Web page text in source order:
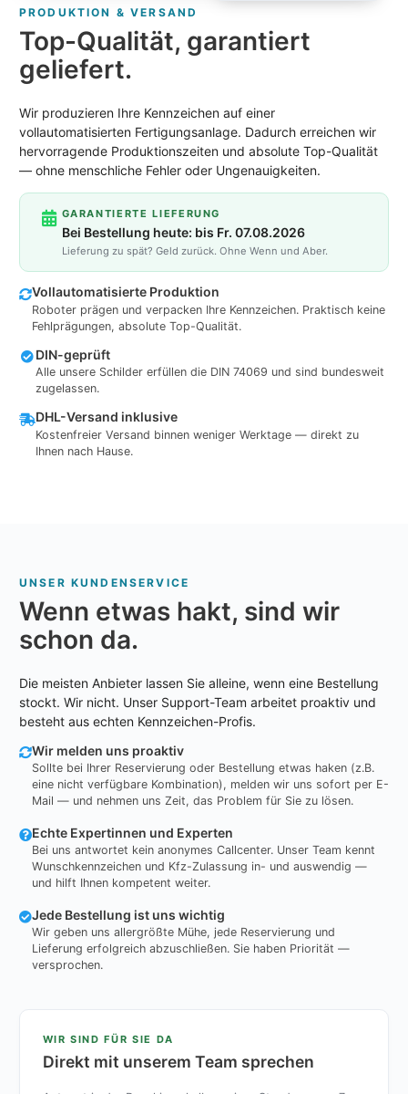
PRODUKTION & VERSAND
Top-Qualität, garantiert
geliefert.
Wir produzieren Ihre Kennzeichen auf einer
vollautomatisierten Fertigungsanlage. Dadurch erreichen wir
hervorragende Produktionszeiten und absolute Top-Qualität
— ohne menschliche Fehler oder Ungenauigkeiten.
GARANTIERTE LIEFERUNG
Bei Bestellung heute: bis Fr. 07.08.2026
Lieferung zu spät? Geld zurück. Ohne Wenn und Aber.
Vollautomatisierte Produktion
Roboter prägen und verpacken Ihre Kennzeichen. Praktisch keine
Fehlprägungen, absolute Top-Qualität.
DIN-geprüft
Alle unsere Schilder erfüllen die DIN 74069 und sind bundesweit
zugelassen.
DHL-Versand inklusive
Kostenfreier Versand binnen weniger Werktage — direkt zu
Ihnen nach Hause.
UNSER KUNDENSERVICE
Wenn etwas hakt, sind wir
schon da.
Die meisten Anbieter lassen Sie alleine, wenn eine Bestellung
stockt. Wir nicht. Unser Support-Team arbeitet proaktiv und
besteht aus echten Kennzeichen-Profis.
Wir melden uns proaktiv
Sollte bei Ihrer Reservierung oder Bestellung etwas haken (z.B.
eine nicht verfügbare Kombination), melden wir uns sofort per E-
Mail — und nehmen uns Zeit, das Problem für Sie zu lösen.
Echte Expertinnen und Experten
Bei uns antwortet kein anonymes Callcenter. Unser Team kennt
Wunschkennzeichen und Kfz-Zulassung in- und auswendig —
und hilft Ihnen kompetent weiter.
Jede Bestellung ist uns wichtig
Wir geben uns allergrößte Mühe, jede Reservierung und
Lieferung erfolgreich abzuschließen. Sie haben Priorität —
versprochen.
WIR SIND FÜR SIE DA
Direkt mit unserem Team sprechen